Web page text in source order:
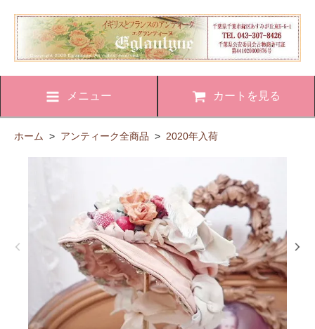
メニュー カートを見る
ホーム > アンティーク全商品 > 2020年入荷